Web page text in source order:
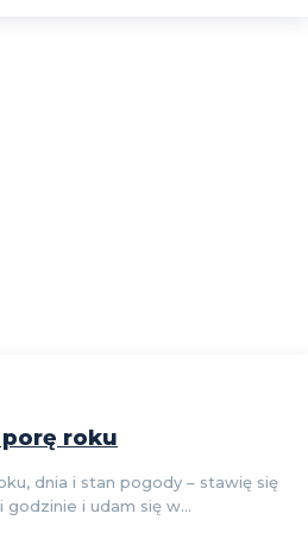
roku
dnia i stan pogody – stawię się
i udam się w...